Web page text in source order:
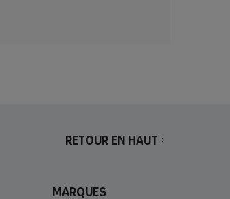
Retour en haut
Marques